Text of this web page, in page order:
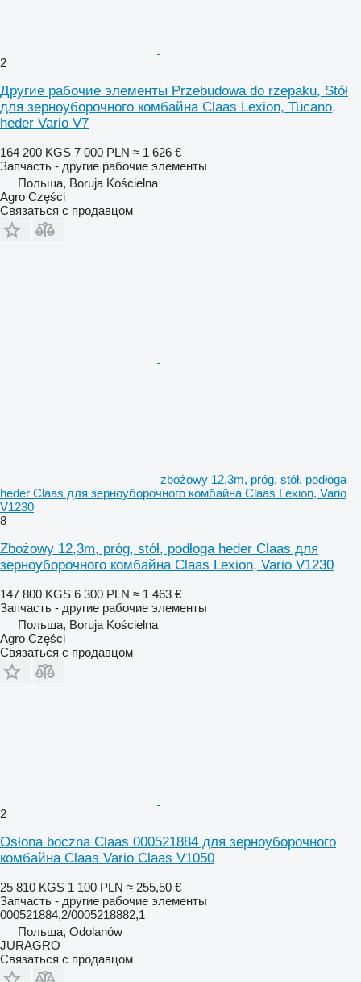
2
Другие рабочие элементы Przebudowa do rzepaku, Stół
для зерноуборочного комбайна Claas Lexion, Tucano,
heder Vario V7
164 200 KGS 7 000 PLN ≈ 1 626 €
Запчасть - другие рабочие элементы
Польша, Boruja Kościelna
Agro Części
Связаться с продавцом
zbożowy 12,3m, próg, stół, podłoga
heder Claas для зерноуборочного комбайна Claas Lexion, Vario
V1230
8
Zbożowy 12,3m, próg, stół, podłoga heder Claas для
зерноуборочного комбайна Claas Lexion, Vario V1230
147 800 KGS 6 300 PLN ≈ 1 463 €
Запчасть - другие рабочие элементы
Польша, Boruja Kościelna
Agro Części
Связаться с продавцом
2
Osłona boczna Claas 000521884 для зерноуборочного
комбайна Claas Vario Claas V1050
25 810 KGS 1 100 PLN ≈ 255,50 €
Запчасть - другие рабочие элементы
000521884,2/0005218882,1
Польша, Odolanów
JURAGRO
Связаться с продавцом